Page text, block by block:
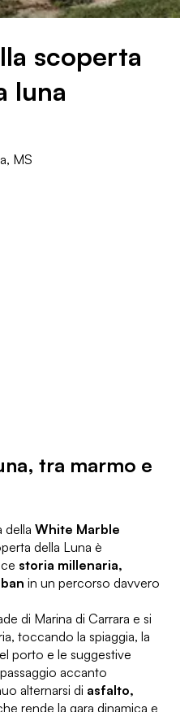
scoperta
luna
MS
tra marmo e
della White Marble
della Luna è
storia millenaria,
in un percorso davvero
di Marina di Carrara e si
toccando la spiaggia, la
porto e le suggestive
accanto
alternarsi di asfalto,
rende la gara dinamica e